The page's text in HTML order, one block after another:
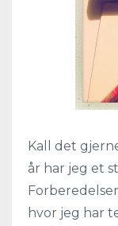
Kall det
år har jeg et
hvor jeg har